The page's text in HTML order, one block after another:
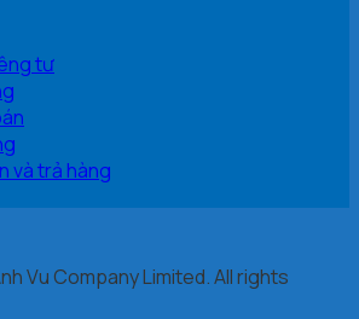
tư
và trả hàng
Vu Company Limited. All rights